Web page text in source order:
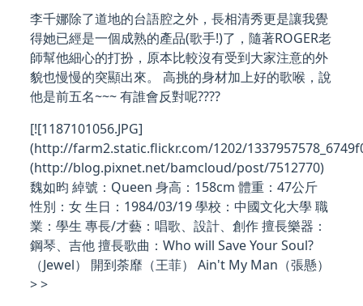
李千娜除了道地的台語腔之外，長相清秀更是讓我覺
得她已經是一個成熟的產品(歌手!)了，隨著ROGER老
師幫他細心的打扮，原本比較沒有受到大家注意的外
貌也慢慢的突顯出來。 高挑的身材加上好的歌喉，說
他是前五名~~~ 有誰會反對呢????
[![1187101056.JPG]
(http://farm2.static.flickr.com/1202/
(http://blog.pixnet.net/bamcloud/post/7512770)
魏如昀 綽號：Queen 身高：158cm 體重：47公斤
性別：女 生日：1984/03/19 學校：中國文化大學 職
業：學生 專長/才藝：唱歌、設計、創作 擅長樂器：
鋼琴、吉他 擅長歌曲：Who will Save Your Soul?
（Jewel） 開到荼靡（王菲） Ain't My Man（張懸）
> >